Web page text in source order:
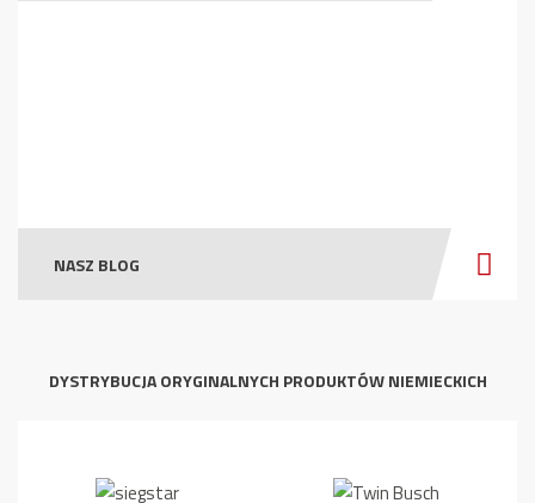
NASZ BLOG
DYSTRYBUCJA ORYGINALNYCH PRODUKTÓW NIEMIECKICH